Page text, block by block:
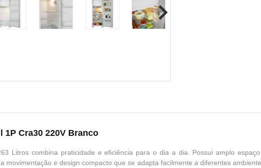
1P Cra30 220V Branco
Litros combina praticidade e eficiência para o dia a dia. Possui amplo
movimentação e design compacto que se adapta facilmente a diferentes